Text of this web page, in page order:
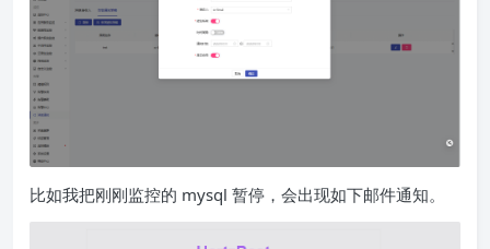
比如我把刚刚监控的 mysql 暂停，会出现如下邮件通知。